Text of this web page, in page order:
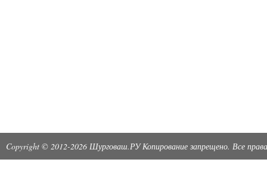
Copyright © 2012-2026 Шурговаш.РУ Копирование запрещено. Все